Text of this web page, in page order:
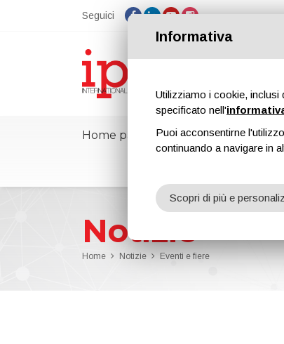
Seguici
Home page ipcmPedia
Notizie
Home Notizie Eventi e fiere
Informativa
Utilizziamo i cookie, inclusi
specificato nell'
Puoi acconsentirne
continuando a navigare in
Scopri di più e